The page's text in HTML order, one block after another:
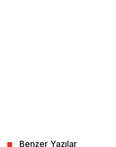
Benzer Yazılar